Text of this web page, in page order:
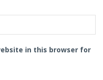
in this browser for